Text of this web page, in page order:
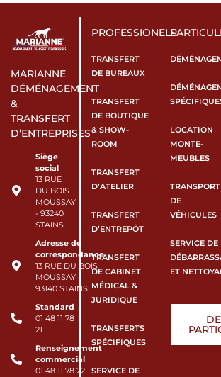
MARIANNE
DÉMÉNAGEMENT
&
TRANSFERT
D’ENTREPRISES
Siège
social
13 RUE
DU BOIS
MOUSSAY
- 93240
STAINS
Adresse de
correspondance
13 RUE DU BOIS
MOUSSAY -
93140 STAINS
Standard
01 48 11 78
21
Renseignement
commercial
01 48 11 78 22
PROFESSIONELS
TRANSFERT
DE BUREAUX
TRANSFERT
DE BOUTIQUE
& SHOW-
ROOM
TRANSFERT
D’ATELIER
TRANSFERT
D’ENTREPÔT
TRANSFERT
DE CABINET
MÉDICAL &
JURIDIQUE
TRANSFERTS
SPÉCIFIQUES
SERVICE DE
LOCATION
MONTE-
MEUBLES
TRANSPORT
DE
VÉHICULES
SERVICE DE
ET